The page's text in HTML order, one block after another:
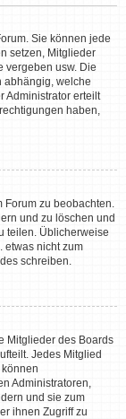
Sie können jede
setzen, Mitglieder
vergeben usw. Die
abhängig, welche
Administrator erteilt
haben,
Forum zu beobachten.
und zu löschen und
teilen. Üblicherweise
etwas nicht zum
schreiben.
Mitglieder des Boards
Jedes Mitglied
Administratoren,
und sie zum
ihnen Zugriff zu